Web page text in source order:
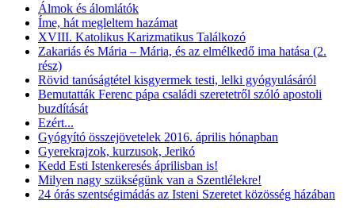
Álmok és álomlátók
Íme, hát megleltem hazámat
XVIII. Katolikus Karizmatikus Találkozó
Zakariás és Mária – Mária, és az elmélkedő ima hatása (2.
rész)
Rövid tanúságtétel kisgyermek testi, lelki gyógyulásáról
Bemutatták Ferenc pápa családi szeretetről szóló apostoli
buzdítását
Ezért...
Gyógyító összejövetelek 2016. április hónapban
Gyerekrajzok, kurzusok, Jerikó
Kedd Esti Istenkeresés áprilisban is!
Milyen nagy szükségünk van a Szentlélekre!
24 órás szentségimádás az Isteni Szeretet közösség házában